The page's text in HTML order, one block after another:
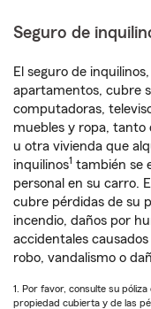
Seguro de
El seguro de
apartamentos, cubre
computadoras,
muebles y ropa,
u otra vivienda que
inquilinos1 también se
personal en su carro.
cubre pérdidas de su
incendio, daños por
accidentales
robo, vandalismo o
1. Por favor, consulte su
propiedad cubierta y de las